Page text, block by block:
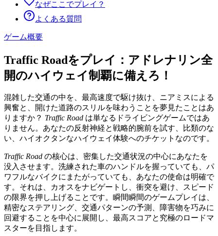
なぜここでプレイ？
よくある質問
ゲーム概要
Traffic Roadをプレイ：アドレナリン全
開のハイウェイ制覇に備えろ！
混雑した交通の中を、最高速度で駆け抜け、ニアミスによる
興奮と、開けた道路のスリルを味わうことを夢見たことはあ
りますか？ Traffic Road は単なるドライビングゲームではあ
りません。あなたの反射神経と戦略的腕前を試す、比類のな
い、ハイオクタンなハイウェイ体験へのチケットなのです。
Traffic Road の核心は、密集した交通状況の中心にあなたを
没入させます。洗練された車のハンドルを握っていても、パ
ワフルなバイクにまたがっていても、あなたの使命は明確で
す。それは、カオスをナビゲートし、衝突を避け、スピード
の限界を押し上げることです。瞬間瞬間のゲームプレイは、
精密なステアリング、交通パターンの予測、障害物を巧みに
回避することを中心に展開し、最高スコアと究極のロードマ
スターを目指します。